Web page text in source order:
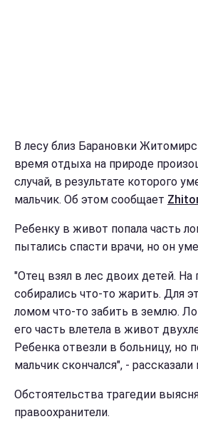
В лесу близ Барановки
время отдыха на природе
случай, в результате которого
мальчик. Об этом сообщает
Ребенку в живот попала часть
пытались спасти врачи, но он
"Отец взял в лес двоих детей. На
собирались что-то жарить. Для
ломом что-то забить в землю.
его часть влетела в живот
Ребенка отвезли в больницу, но
мальчик скончался", -
Обстоятельства трагедии
правоохранители.